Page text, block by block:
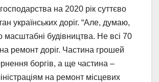
на 2020 рік суттєво
українських доріг. “Але, думаю,
будівництва. Не всі 70
ремонт доріг. Частина грошей
боргів, а ще частина –
на ремонт місцевих